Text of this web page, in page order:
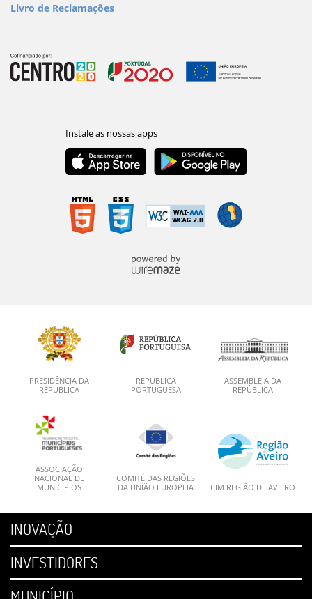
Livro de Reclamações
PRESIDÊNCIA DA
REPÚBLICA
REPÚBLICA
PORTUGUESA
ASSEMBLEIA DA
REPÚBLICA
ASSOCIAÇÃO
NACIONAL DE
MUNICÍPIOS
COMITÉ DAS REGIÕES
DA UNIÃO EUROPEIA
CIM REGIÃO DE AVEIRO
INOVAÇÃO
INVESTIDORES